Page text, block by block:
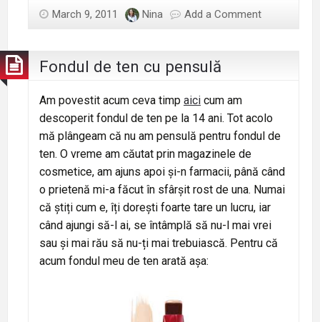
olteneşti
March 9, 2011 Nina Add a Comment
Fondul de ten cu pensulă
Am povestit acum ceva timp aici cum am
descoperit fondul de ten pe la 14 ani. Tot acolo
mă plângeam că nu am pensulă pentru fondul de
ten. O vreme am căutat prin magazinele de
cosmetice, am ajuns apoi și-n farmacii, până când
o prietenă mi-a făcut în sfârșit rost de una. Numai
că știți cum e, îți dorești foarte tare un lucru, iar
când ajungi să-l ai, se întâmplă să nu-l mai vrei
sau și mai rău să nu-ți mai trebuiască. Pentru că
acum fondul meu de ten arată așa: